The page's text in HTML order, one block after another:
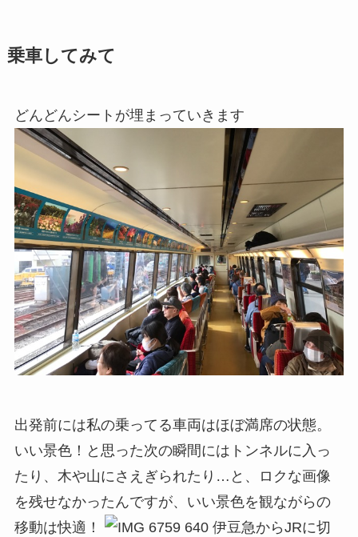
乗車してみて
どんどんシートが埋まっていきます
出発前には私の乗ってる車両はほぼ満席の状態。
いい景色！と思った次の瞬間にはトンネルに入っ
たり、木や山にさえぎられたり…と、ロクな画像
を残せなかったんですが、いい景色を観ながらの
移動は快適！
伊豆急からJRに切